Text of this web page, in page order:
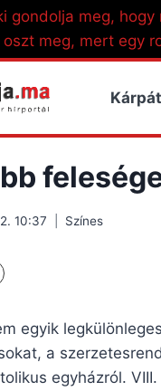
gondolja meg, hogy
meg, mert egy
10:37 Színes
egyik
a
egyházról.